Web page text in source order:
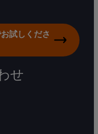
試しくださ
せ